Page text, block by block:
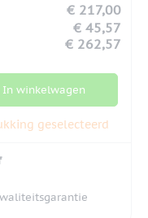
€ 217,00
€ 45,57
€ 262,57
In winkelwagen
geselecteerd